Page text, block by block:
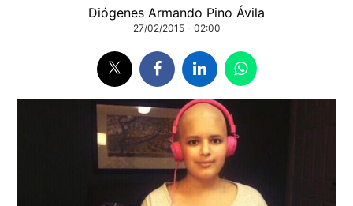
Diógenes Armando Pino Ávila
27/02/2015 - 02:00